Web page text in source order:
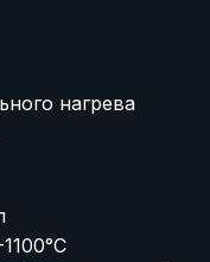
нагрева